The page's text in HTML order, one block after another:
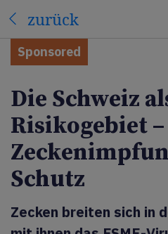
zurück
Sponsored
Die Schweiz
Risikogebiet
Schutz
Zecken breiten sich in